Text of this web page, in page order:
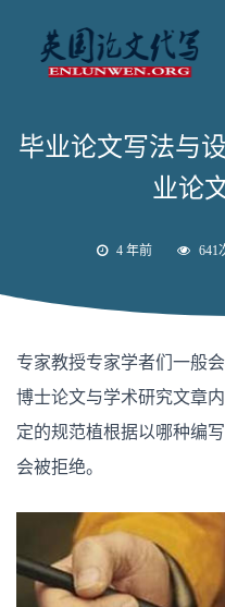
毕业论文写法与
业论
4 年前 641
专家教授专家学者们一般
博士论文与学术研究文章
定的规范植根据以哪种编
会被拒绝。